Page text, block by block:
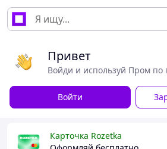
Привет
Войди и используй Пром по
Войти
Карточка Rozetka